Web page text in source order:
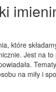
które
Jest na
na miły i